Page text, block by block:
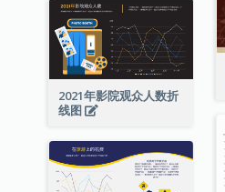
2021年影院观众人数折
线图